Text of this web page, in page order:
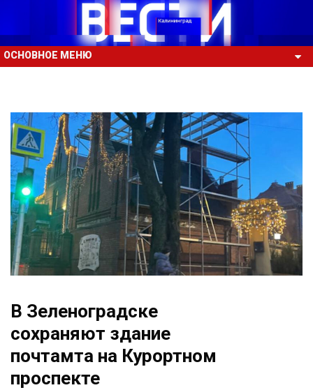
ОСНОВНОЕ МЕНЮ
В Зеленоградске
сохраняют здание
почтамта на Курортном
проспекте